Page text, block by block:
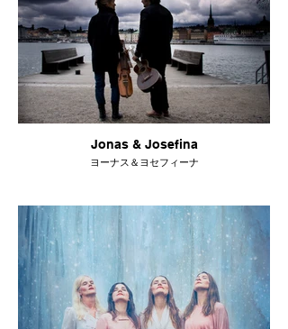
Jonas & Josefina
ヨーナス＆ヨセフィーナ